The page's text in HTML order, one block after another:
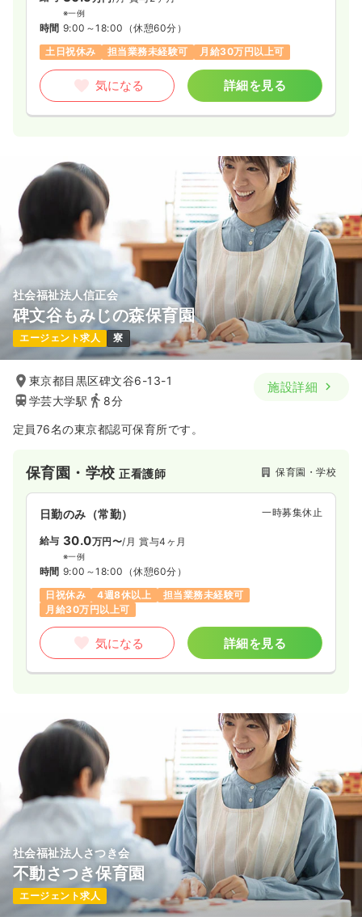
※一例
時間 9:00～18:00 （休憩60分）
土日祝休み
担当業務未経験可 月給30万円以上可
気になる 詳細を見る
社会福祉法人信正会
碑文谷もみじの森保育園
エージェント求人 寮
東京都目黒区碑文谷6-13-1
学芸大学駅
8分
施設詳細
定員76名の東京都認可保育所です。
保育園・学校正看護師 保育園・学校
日勤のみ（常勤） 一時募集休止
給与 30.0万円〜/月 賞与4ヶ月
※一例
時間 9:00～18:00 （休憩60分）
日祝休み
4週8休以上
担当業務未経験可
月給30万円以上可
気になる 詳細を見る
社会福祉法人さつき会
不動さつき保育園
エージェント求人